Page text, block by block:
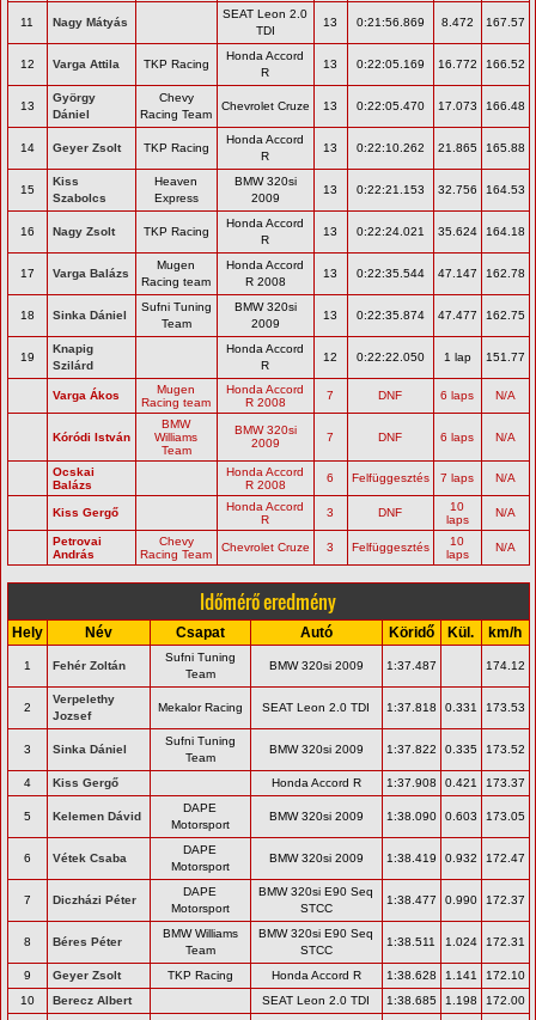
11 Nagy Mátyás
SEAT Leon 2.0
TDI
13 0:21:56.869 8.472 167.57
12 Varga Attila TKP Racing
Honda Accord
R
13 0:22:05.169 16.772 166.52
13
György
Dániel
Chevy
Racing Team
Chevrolet Cruze 13 0:22:05.470 17.073 166.48
14 Geyer Zsolt TKP Racing
Honda Accord
R
13 0:22:10.262 21.865 165.88
15
Kiss
Szabolcs
Heaven
Express
BMW 320si
2009
13 0:22:21.153 32.756 164.53
16 Nagy Zsolt TKP Racing
Honda Accord
R
13 0:22:24.021 35.624 164.18
17 Varga Balázs
Mugen
Racing team
Honda Accord
R 2008
13 0:22:35.544 47.147 162.78
18 Sinka Dániel
Sufni Tuning
Team
BMW 320si
2009
13 0:22:35.874 47.477 162.75
19
Knapig
Szilárd
Honda Accord
R
12 0:22:22.050 1 lap 151.77
Varga Ákos
Mugen
Racing team
Honda Accord
R 2008
7 DNF 6 laps N/A
Kóródi István
BMW
Williams
Team
BMW 320si
2009
7 DNF 6 laps N/A
Ocskai
Balázs
Honda Accord
R 2008
6 Felfüggesztés 7 laps N/A
Kiss Gergő
Honda Accord
R
3 DNF
10
laps
N/A
Petrovai
András
Chevy
Racing Team
Chevrolet Cruze 3 Felfüggesztés
10
laps
N/A
Időmérő eredmény
Hely Név Csapat Autó Köridő Kül. km/h
1 Fehér Zoltán
Sufni Tuning
Team
BMW 320si 2009 1:37.487 174.12
2
Verpelethy
Jozsef
Mekalor Racing SEAT Leon 2.0 TDI 1:37.818 0.331 173.53
3 Sinka Dániel
Sufni Tuning
Team
BMW 320si 2009 1:37.822 0.335 173.52
4 Kiss Gergő Honda Accord R 1:37.908 0.421 173.37
5 Kelemen Dávid
DAPE
Motorsport
BMW 320si 2009 1:38.090 0.603 173.05
6 Vétek Csaba
DAPE
Motorsport
BMW 320si 2009 1:38.419 0.932 172.47
7 Diczházi Péter
DAPE
Motorsport
BMW 320si E90 Seq
STCC
1:38.477 0.990 172.37
8 Béres Péter
BMW Williams
Team
BMW 320si E90 Seq
STCC
1:38.511 1.024 172.31
9 Geyer Zsolt TKP Racing Honda Accord R 1:38.628 1.141
172.10
10
Berecz Albert SEAT Leon 2.0 TDI 1:38.685 1.198
172.00